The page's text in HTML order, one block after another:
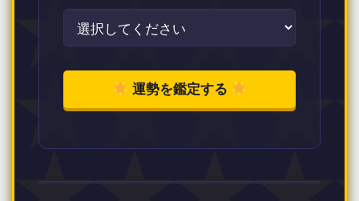
運勢を鑑定する